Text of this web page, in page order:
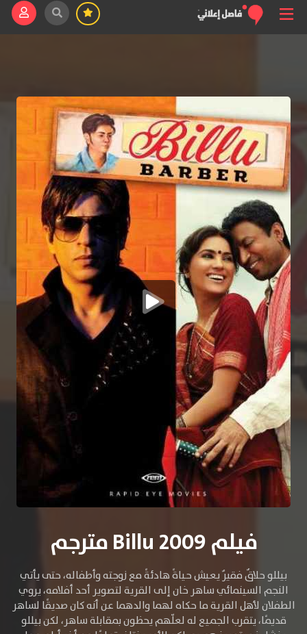
فيلم Billu 2009 مترجم
بيللو حلاقٌ فقيرٌ يعيش حياةً هادئةً مع زوجته وأطفاله، حتى يأتي
النجم السينمائي ساهر خان إلى القرية لتصوير أحد أفلامه، يروي
الطفلان لأهل القرية ما حكاه لهما والدهما عن أنه كان صديقًا لساهر
قديمًا، يتقرب الجميع له لعلّهم يحظون بمقابلة ساهر، لكن بيللو